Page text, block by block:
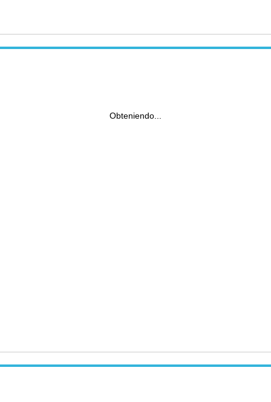
Obteniendo...